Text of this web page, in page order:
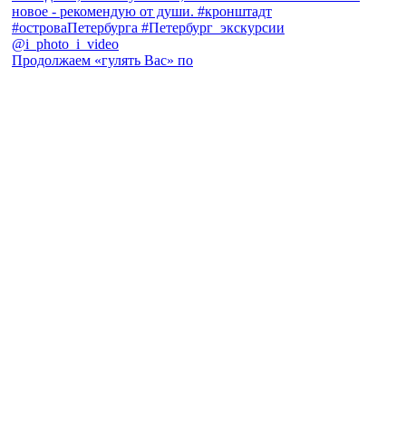
Продолжаем «гулять Вас» по